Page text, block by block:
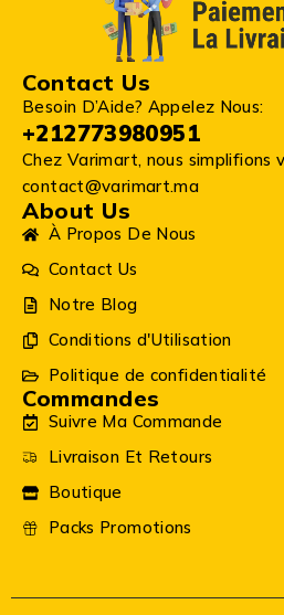
Contact Us
Besoin D’Aide? Appelez Nous:
+212773980951
Chez Varimart, nous simplifions
contact@varimart.ma
About Us
À Propos De Nous
Contact Us
Notre Blog
Conditions d'Utilisation
Politique de confidentialité
Commandes
Suivre Ma Commande
Livraison Et Retours
Boutique
Packs Promotions